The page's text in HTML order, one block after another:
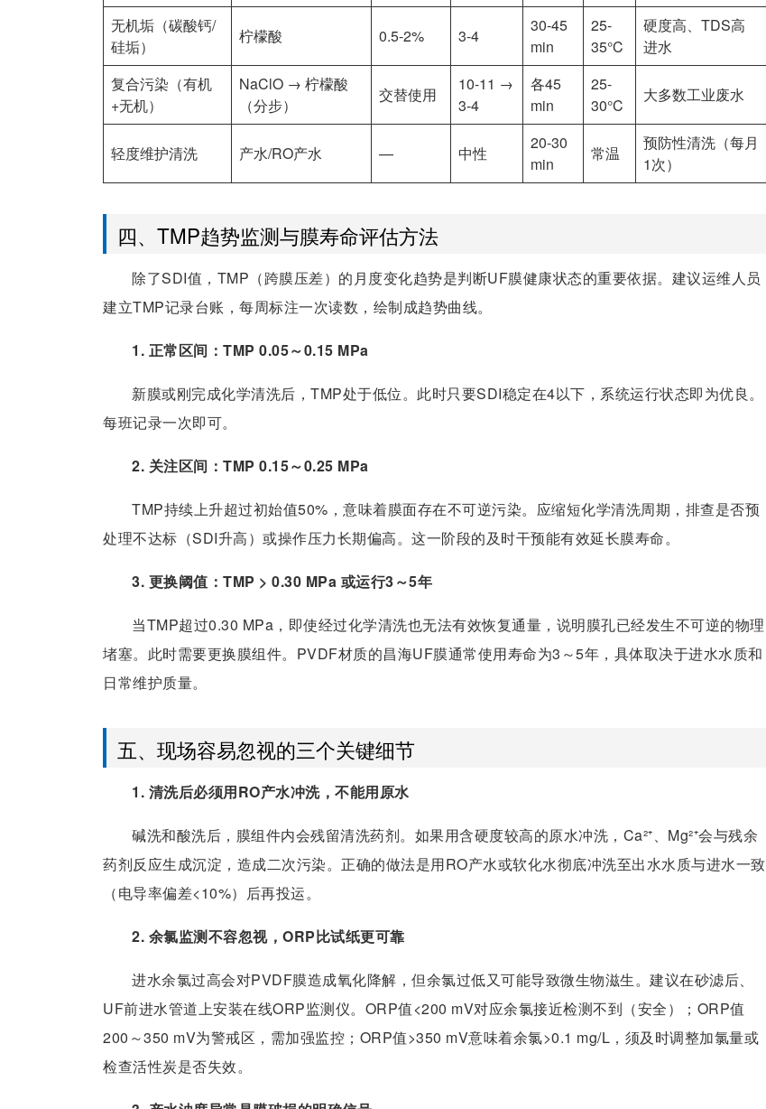
无机垢（碳酸钙/
硅垢）
柠檬酸 0.5-2% 3-4
30-45
min
25-
35°C
硬度高、TDS高
进水
复合污染（有机
+无机）
NaClO → 柠檬酸
（分步）
交替使用
10-11 →
3-4
各45
min
25-
30°C
大多数工业废水
轻度维护清洗 产水/RO产水 — 中性
20-30
min
常温
预防性清洗（每月
1次）
四、TMP趋势监测与膜寿命评估方法
除了SDI值，TMP（跨膜压差）的月度变化趋势是判断UF膜健康状态的重要依据。建议运维人员
建立TMP记录台账，每周标注一次读数，绘制成趋势曲线。
1. 正常区间：TMP 0.05～0.15 MPa
新膜或刚完成化学清洗后，TMP处于低位。此时只要SDI稳定在4以下，系统运行状态即为优良。
每班记录一次即可。
2. 关注区间：TMP 0.15～0.25 MPa
TMP持续上升超过初始值50%，意味着膜面存在不可逆污染。应缩短化学清洗周期，排查是否预
处理不达标（SDI升高）或操作压力长期偏高。这一阶段的及时干预能有效延长膜寿命。
3. 更换阈值：TMP > 0.30 MPa 或运行3～5年
当TMP超过0.30 MPa，即使经过化学清洗也无法有效恢复通量，说明膜孔已经发生不可逆的物理
堵塞。此时需要更换膜组件。PVDF材质的昌海UF膜通常使用寿命为3～5年，具体取决于进水水质和
日常维护质量。
五、现场容易忽视的三个关键细节
1. 清洗后必须用RO产水冲洗，不能用原水
碱洗和酸洗后，膜组件内会残留清洗药剂。如果用含硬度较高的原水冲洗，Ca²⁺、Mg²⁺会与残余
药剂反应生成沉淀，造成二次污染。正确的做法是用RO产水或软化水彻底冲洗至出水水质与进水一致
（电导率偏差<10%）后再投运。
2. 余氯监测不容忽视，ORP比试纸更可靠
进水余氯过高会对PVDF膜造成氧化降解，但余氯过低又可能导致微生物滋生。建议在砂滤后、
UF前进水管道上安装在线ORP监测仪。ORP值<200 mV对应余氯接近检测不到（安全）；ORP值
200～350 mV为警戒区，需加强监控；ORP值>350 mV意味着余氯>0.1 mg/L，须及时调整加氯量或
检查活性炭是否失效。